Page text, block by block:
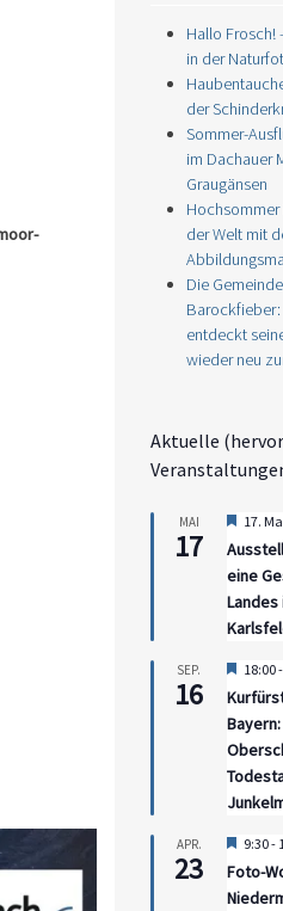
Hallo Frosch!
in der
der
Sommer-
im Dachauer
Graugänsen
Hochsommer
der Welt mit
Die
entdeckt
wieder neu
Aktuelle
MAI
17
17.
eine
Landes
SEP.
16
18:00-
APR.
23
9:30-
Foto-